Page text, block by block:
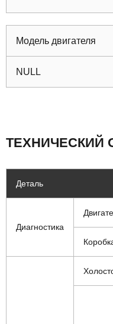
Модель двигателя
NULL
ТЕХНИЧЕСКИЙ
Деталь
Диагностика